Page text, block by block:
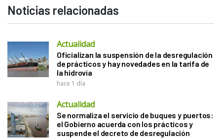
Noticias relacionadas
Actualidad
Oficializan la suspensión de la desregulación
de prácticos y hay novedades en la tarifa de
la hidrovía
hace 1 día
Actualidad
Se normaliza el servicio de buques y puertos:
el Gobierno acuerda con los prácticos y
suspende el decreto de desregulación